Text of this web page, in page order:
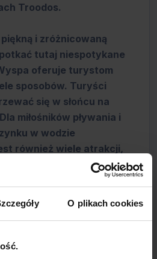
O plikach cookies
Troodos.
i zróżnicowaną
tutaj niespotykane
oferuje turystom
sposobów. Turyści
się w słońcu na
miłośników pływania i
w wodzie
również wiele atrakcji,
Cypr może
dużą ilością szlaków
ogromną ilość
i po stronie greckiej.